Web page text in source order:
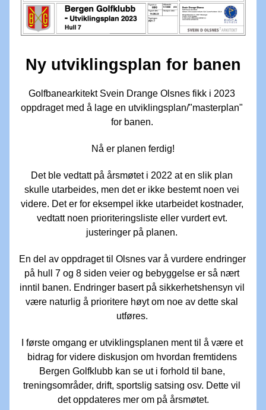
Ny utviklingsplan for banen
Golfbanearkitekt Svein Drange Olsnes fikk i 2023
oppdraget med å lage en utviklingsplan/"masterplan"
for banen.
Nå er planen ferdig!
Det ble vedtatt på årsmøtet i 2022 at en slik plan
skulle utarbeides, men det er ikke bestemt noen vei
videre. Det er for eksempel ikke utarbeidet kostnader,
vedtatt noen prioriteringsliste eller vurdert evt.
justeringer på planen.
En del av oppdraget til Olsnes var å vurdere endringer
på hull 7 og 8 siden veier og bebyggelse er så nært
inntil banen. Endringer basert på sikkerhetshensyn vil
være naturlig å prioritere høyt om noe av dette skal
utføres.
I første omgang er utviklingsplanen ment til å være et
bidrag for videre diskusjon om hvordan fremtidens
Bergen Golfklubb kan se ut i forhold til bane,
treningsområder, drift, sportslig satsing osv. Dette vil
det oppdateres mer om på årsmøtet.